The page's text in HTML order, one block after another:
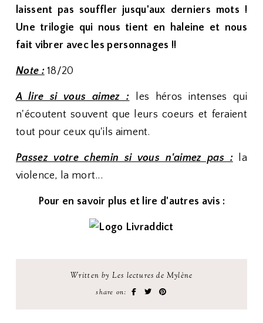
laissent pas souffler jusqu'aux derniers mots !
Une trilogie qui nous tient en haleine et nous
fait vibrer avec les personnages !!
Note :18/20
A lire si vous aimez : les héros intenses qui
n'écoutent souvent que leurs coeurs et feraient
tout pour ceux qu'ils aiment.
Passez votre chemin si vous n'aimez pas :la
violence, la mort...
Pour en savoir plus et lire d'autres avis :
Written by Les lectures de Mylène
share on: